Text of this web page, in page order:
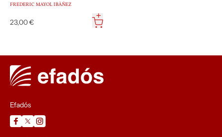
FREDERIC MAYOL IBÀÑEZ
23,00 €
Efadós